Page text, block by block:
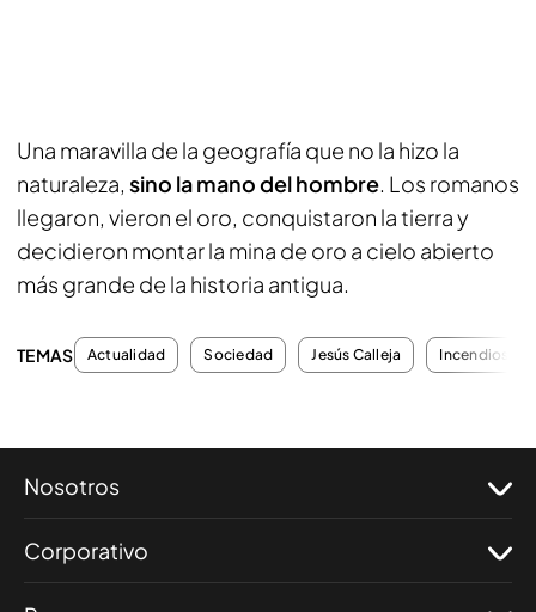
Una maravilla de la geografía que no la hizo la
naturaleza, sino la mano del hombre. Los romanos
llegaron, vieron el oro, conquistaron la tierra y
decidieron montar la mina de oro a cielo abierto
más grande de la historia antigua.
TEMAS Actualidad Sociedad Jesús Calleja Incendios
Nosotros
Corporativo